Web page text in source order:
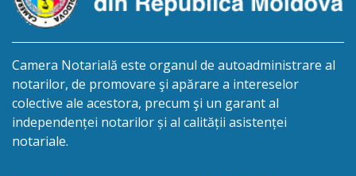
Camera Notarială este organul de autoadministrare al
notarilor, de promovare şi apărare a intereselor
colective ale acestora, precum şi un garant al
independenței notarilor și al calității asistenței
notariale.